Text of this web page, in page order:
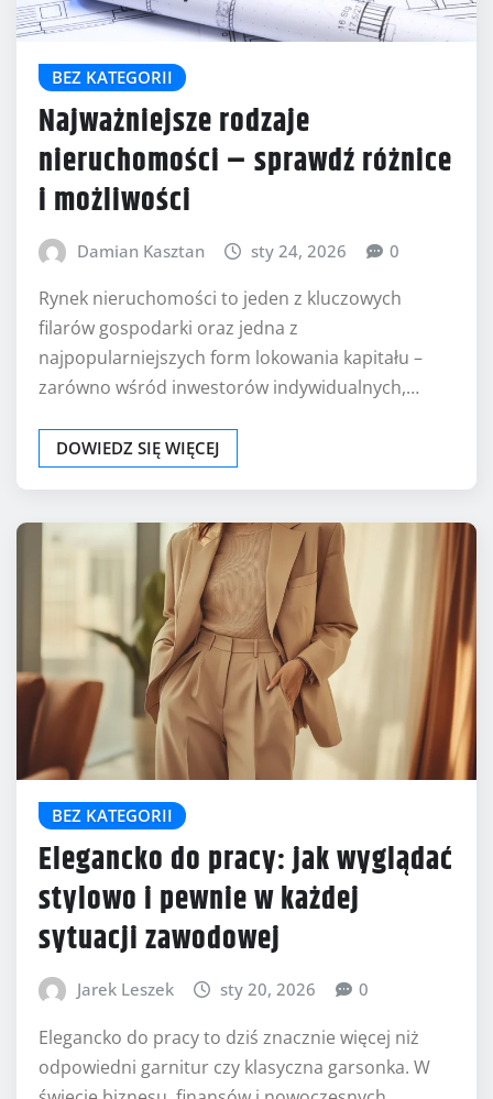
BEZ KATEGORII
Najważniejsze rodzaje
nieruchomości – sprawdź różnice
i możliwości
Damian Kasztan sty 24, 2026 0
Rynek nieruchomości to jeden z kluczowych
filarów gospodarki oraz jedna z
najpopularniejszych form lokowania kapitału –
zarówno wśród inwestorów indywidualnych,…
DOWIEDZ SIĘ WIĘCEJ
BEZ KATEGORII
Elegancko do pracy: jak wyglądać
stylowo i pewnie w każdej
sytuacji zawodowej
Jarek Leszek sty 20, 2026 0
Elegancko do pracy to dziś znacznie więcej niż
odpowiedni garnitur czy klasyczna garsonka. W